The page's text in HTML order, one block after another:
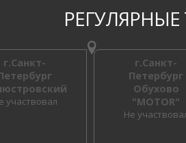
РЕГУЛЯРНЫЕ
г.Санкт-
участвовал
г.Санкт-
Петербург
Обухово
"MOTOR"
Не